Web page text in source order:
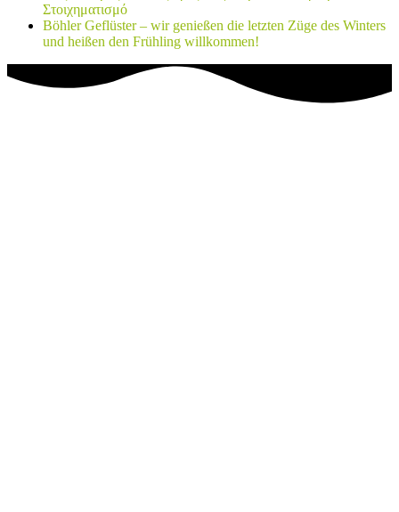
Στοιχηματισμό
Böhler Geflüster – wir genießen die letzten Züge des Winters
und heißen den Frühling willkommen!